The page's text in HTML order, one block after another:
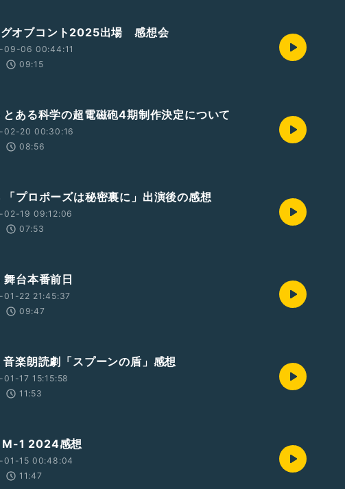
オブコント2025出場 感想会
09-06 00:44:11
09:15
ある科学の超電磁砲4期制作決定について
02-20 00:30:16
08:56
プロポーズは秘密裏に」出演後の感想
02-19 09:12:06
07:53
台本番前日
01-22 21:45:37
09:47
楽朗読劇「スプーンの盾」感想
01-17 15:15:58
11:53
1 2024感想
01-15 00:48:04
11:47